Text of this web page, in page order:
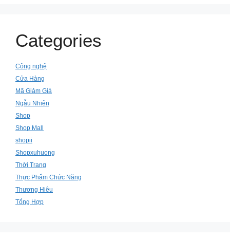
Categories
Công nghệ
Cửa Hàng
Mã Giảm Giá
Ngẫu Nhiên
Shop
Shop Mall
shopii
Shopxuhuong
Thời Trang
Thực Phẩm Chức Năng
Thương Hiệu
Tổng Hợp